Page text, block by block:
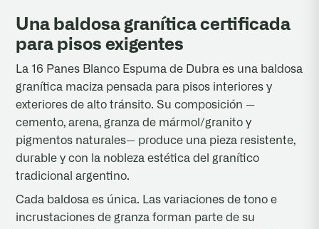
Una baldosa granítica certificada
para pisos exigentes
La 16 Panes Blanco Espuma de Dubra es una baldosa
granítica maciza pensada para pisos interiores y
exteriores de alto tránsito. Su composición —
cemento, arena, granza de mármol/granito y
pigmentos naturales— produce una pieza resistente,
durable y con la nobleza estética del granítico
tradicional argentino.
Cada baldosa es única. Las variaciones de tono e
incrustaciones de granza forman parte de su